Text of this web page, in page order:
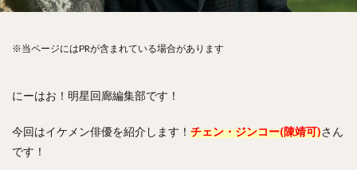
※当ページにはPRが含まれている場合があります
にーはお！明星回廊編集部です！
今回はイケメン俳優を紹介します！ チェン・ジンコー(陳靖可)さん
です！